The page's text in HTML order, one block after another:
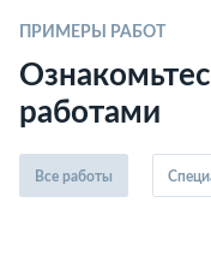
ПРИМЕРЫ РАБОТ
работами
Все работы